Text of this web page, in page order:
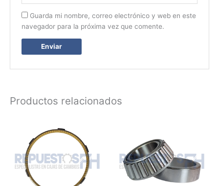
Guarda mi nombre, correo electrónico y web en este
navegador para la próxima vez que comente.
Productos relacionados